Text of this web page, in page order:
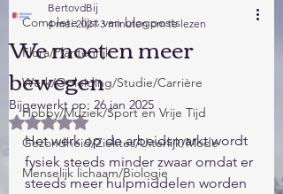
Complete lijst van blogposts
Flora/Plantenrijk
Werk/Opleiding/Studie/Carrière
Hobby/Muziek/Sport en Vrije Tijd
Gezondheid/Ziektes/Uiterlijk/Mode
Menselijk lichaam/Biologie
We moeten meer
bewegen
BertovdBij
4 mei 2021 3 minuten om te lezen
Bijgewerkt op: 26 jan 2025
Beoordeeld met NaN uit 5 sterren.
Het werk op de arbeidsmarkt wordt
fysiek steeds minder zwaar omdat er
steeds meer hulpmiddelen worden